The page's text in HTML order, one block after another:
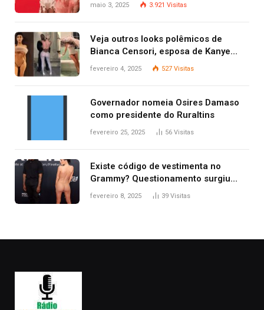
maio 3, 2025 3.921 Visitas
Veja outros looks polêmicos de
Bianca Censori, esposa de Kanye
West que apareceu nua no Grammy
fevereiro 4, 2025 527 Visitas
Governador nomeia Osires Damaso
como presidente do Ruraltins
fevereiro 25, 2025 56 Visitas
Existe código de vestimenta no
Grammy? Questionamento surgiu
após Bianca Censori, mulher de
fevereiro 8, 2025 39 Visitas